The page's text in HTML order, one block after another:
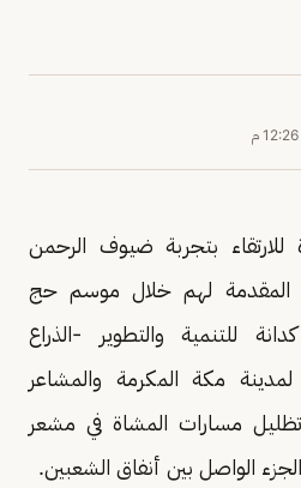
12:26 م
بتجربة ضيوف الرحمن
المقدمة لهم خلال موسم حج
للتنمية والتطوير -الذراع
لمدينة مكة المكرمة والمشاعر
مسارات المشاة في مشعر
الواصل بين أنفاق الشعبين.